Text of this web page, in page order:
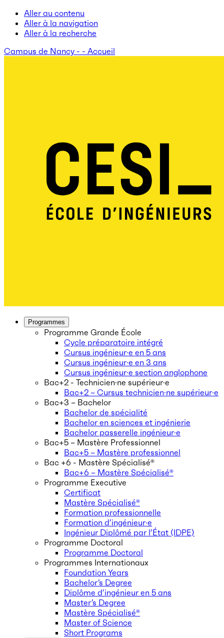
Aller au contenu
Aller à la navigation
Aller à la recherche
Campus de Nancy - - Accueil
Programmes
Programme Grande École
Cycle préparatoire intégré
Cursus ingénieur·e en 5 ans
Cursus ingénieur·e en 3 ans
Cursus ingénieur·e section anglophone
Bac+2 - Technicien·ne supérieur·e
Bac+2 – Cursus technicien·ne supérieur·e
Bac+3 – Bachelor
Bachelor de spécialité
Bachelor en sciences et ingénierie
Bachelor passerelle ingénieur·e
Bac+5 – Mastère Professionnel
Bac+5 – Mastère professionnel
Bac +6 - Mastère Spécialisé®
Bac+6 – Mastère Spécialisé®
Programme Executive
Certificat
Mastère Spécialisé®
Formation professionnelle
Formation d’ingénieur·e
Ingénieur Diplômé par l’État (IDPE)
Programme Doctoral
Programme Doctoral
Programmes Internationaux
Foundation Years
Bachelor’s Degree
Diplôme d’ingénieur en 5 ans
Master’s Degree
Mastère Spécialisé®
Master of Science
Short Programs